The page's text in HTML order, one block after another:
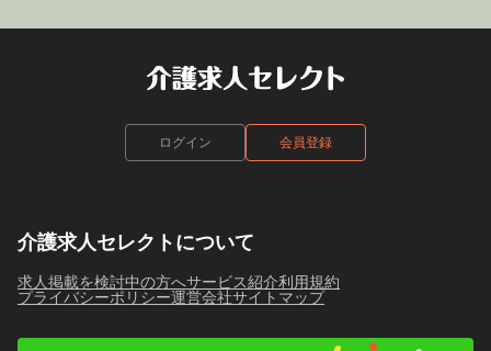
ログイン 会員登録
介護求人セレクトについて
求人掲載を検討中の方へサービス紹介利用規約
プライバシーポリシー運営会社サイトマップ